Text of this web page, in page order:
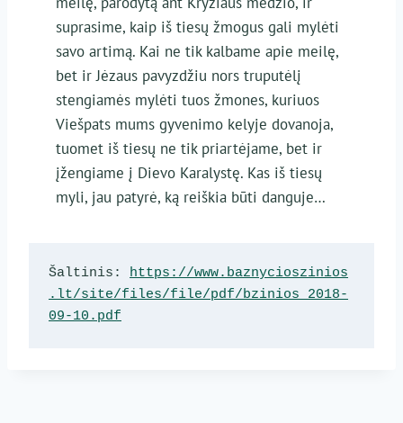
suprasime, kaip iš tiesų žmogus gali mylėti
savo artimą. Kai ne tik kalbame apie meilę,
bet ir Jėzaus pavyzdžiu nors truputėlį
stengiamės mylėti tuos žmones, kuriuos
Viešpats mums gyvenimo kelyje dovanoja,
tuomet iš tiesų ne tik priartėjame, bet ir
įžengiame į Dievo Karalystę. Kas iš tiesų
myli, jau patyrė, ką reiškia būti danguje…
Šaltinis: https://www.baznycioszinios
.lt/site/files/file/pdf/bzinios_2018-
09-10.pdf